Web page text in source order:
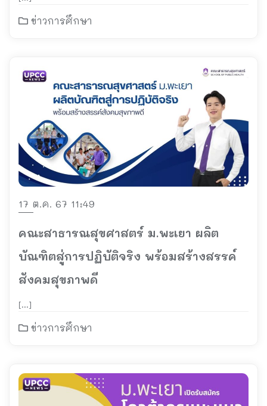
ข่าวการศึกษา
17 ต.ค. 67 11:49
คณะสาธารณสุขศาสตร์ ม.พะเยา ผลิต
บัณฑิตสู่การปฏิบัติจริง พร้อมสร้างสรรค์
สังคมสุขภาพดี
[…]
ข่าวการศึกษา